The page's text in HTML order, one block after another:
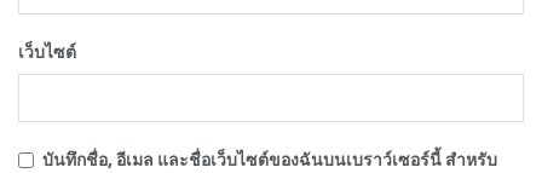
เว็บไซต์
บันทึกชื่อ, อีเมล และชื่อเว็บไซต์ของฉันบนเบราว์เซอร์นี้ สำหรับ